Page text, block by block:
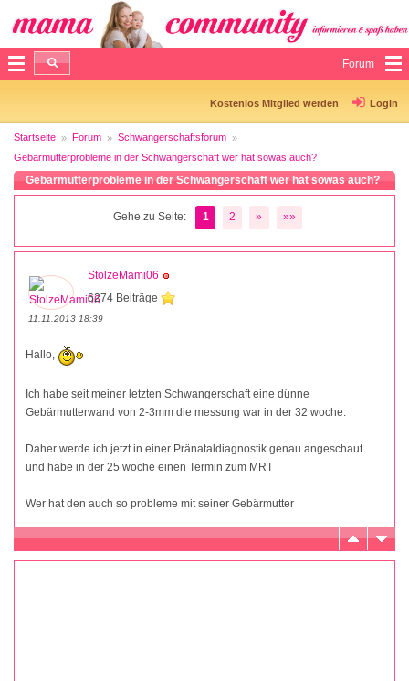
Forum
Kostenlos Mitglied werden Login
Startseite Forum
Schwangerschaftsforum
Gebärmutterprobleme in der Schwangerschaft wer hat sowas auch?
Gebärmutterprobleme in der Schwangerschaft wer hat sowas auch?
Gehe zu Seite: 1 2 » »»
StolzeMami06
6274 Beiträge
11.11.2013 18:39
Hallo,
Ich habe seit meiner letzten Schwangerschaft eine dünne
Gebärmutterwand von 2-3mm die messung war in der 32 woche.
Daher werde ich jetzt in einer Pränataldiagnostik genau angeschaut
und habe in der 25 woche einen Termin zum MRT
Wer hat den auch so probleme mit seiner Gebärmutter